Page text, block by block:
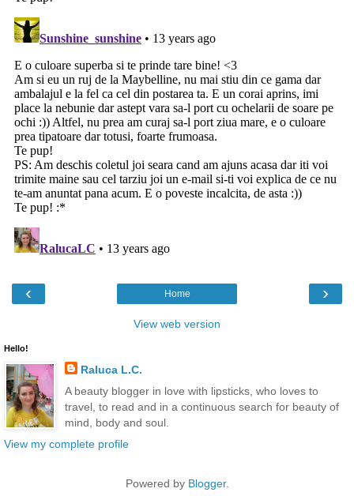
‹ ›
Home
View web version
Hello!
Raluca L.C.
A beauty blogger in love with lipsticks, who loves to
travel, to read and in a continuous search for beauty of
mind, body and soul.
View my complete profile
Powered by Blogger.